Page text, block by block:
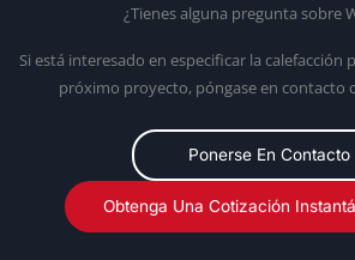
¿Tienes alguna pregunta sobre
Si está interesado en especificar la calefacción
próximo proyecto, póngase en contacto
Ponerse En Contacto
Obtenga Una Cotización